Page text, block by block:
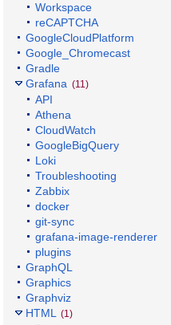
Workspace
reCAPTCHA
GoogleCloudPlatform
Google_Chromecast
Gradle
Grafana (11)
API
Athena
CloudWatch
GoogleBigQuery
Loki
Troubleshooting
Zabbix
docker
git-sync
grafana-image-renderer
plugins
GraphQL
Graphics
Graphviz
HTML (1)